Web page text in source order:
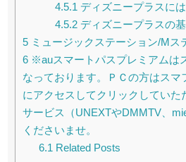
4.5.1 ディズニープラスに
4.5.2ディズニープラスの
5 ミュージックステーション/Mス
6 ※auスマートパスプレミアムは
なっております。ＰＣの方はスマ
にアクセスしてクリックしていた
サービス（UNEXTやDMMTV、
くださいませ。
6.1 Related Posts